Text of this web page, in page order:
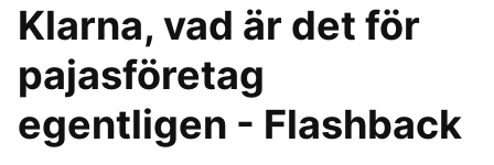
Klarna, vad är det för
pajasföretag
egentligen - Flashback